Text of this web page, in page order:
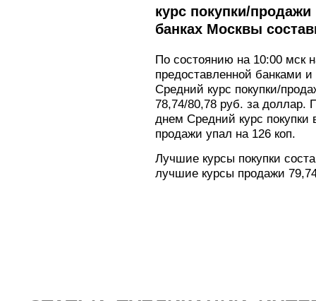
курс покупки/
банках Москвы
По состоянию на 10:00 мск
предоставленной банками
Cредний курс покупки/
78,74/80,78 руб. за
днем Cредний курс покупки
продажи упал на 126 коп.
Лучшие курсы покупки
лучшие курсы продажи